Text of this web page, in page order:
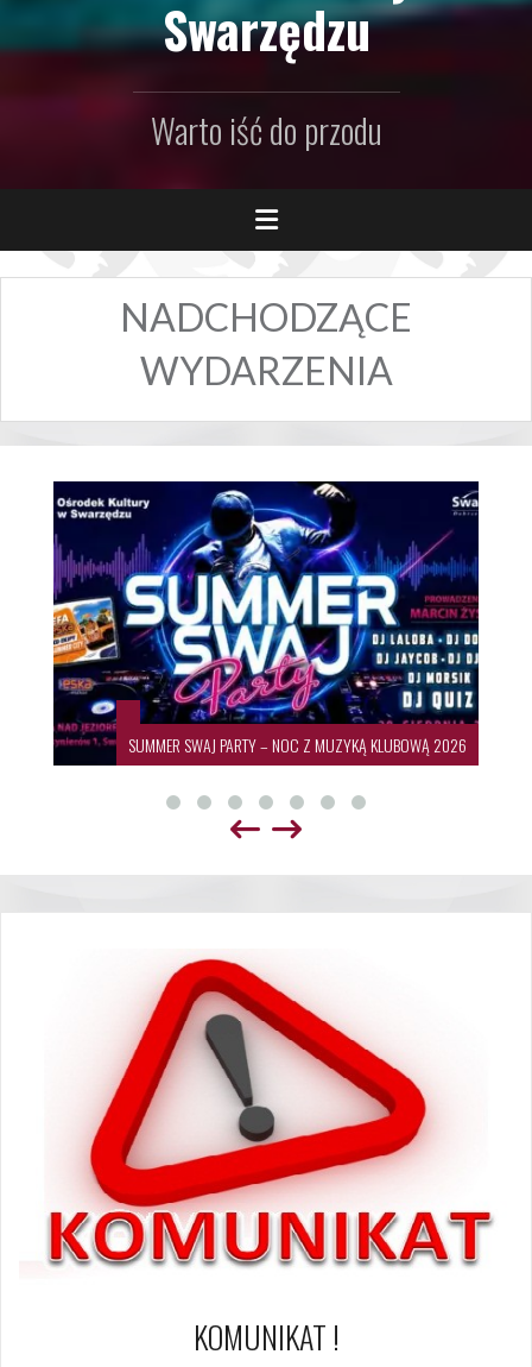
Swarzędzu
Warto iść do przodu
NADCHODZĄCE
WYDARZENIA
SUMMER SWAJ PARTY – NOC Z MUZYKĄ KLUBOWĄ 2026
KOMUNIKAT !